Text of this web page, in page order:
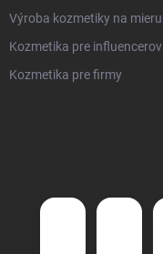
Výroba kozmetiky na mieru
Kozmetika pre influencerov
Kozmetika pre firmy